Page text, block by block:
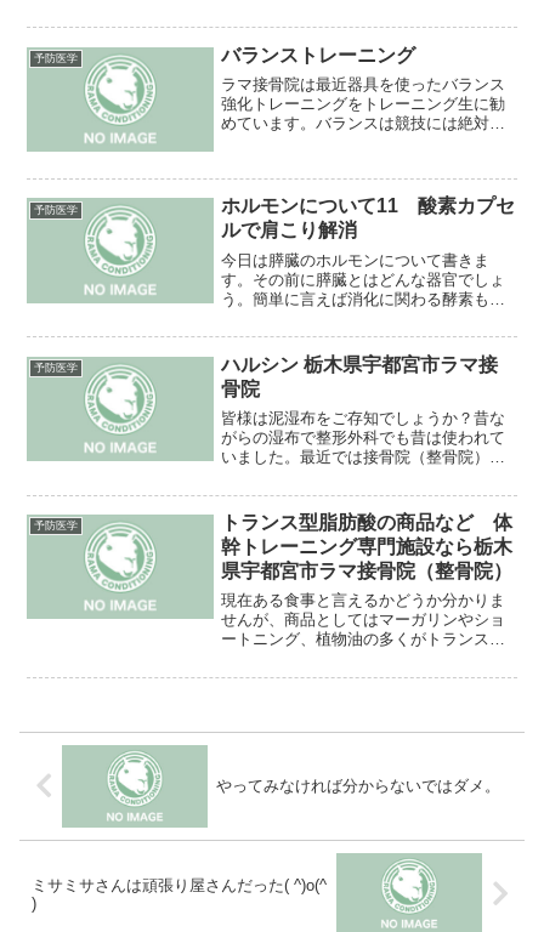
に飲むものです。それではなぜ補う必要
があるのでしょう？酵素というのは有限
で消化にはもの凄い負担が...
予防医学 バランストレーニング
ラマ接骨院は最近器具を使ったバランス
強化トレーニングをトレーニング生に勧
めています。バランスは競技には絶対に
少ないと思います。体幹トレーニングが
バランス良いのは勿論です...
予防医学
ホルモンについて11 酸素カプセ
ルで肩こり解消
今日は膵臓のホルモンについて書きま
す。その前に膵臓とはどんな器官でしょ
う。簡単に言えば消化に関わる酵素も出
す。ホルモンはインスリン、グルカゴ
ン、ソマトスタチンです。インスリン（B
もしくはβ）は皆さんお馴染み...
予防医学
ハルシン 栃木県宇都宮市ラマ接
骨院
皆様は泥湿布をご存知でしょうか？昔な
がらの湿布で整形外科でも昔は使われて
いました。最近では接骨院（整骨院）で
が、ラマ接骨院では採用しています。そ
の理由として冷却効果が他のシップとは
段違いなのです。急性炎症に...
予防医学
トランス型脂肪酸の商品など 体
幹トレーニング専門施設なら栃木
県宇都宮市ラマ接骨院（整骨院）
現在ある食事と言えるかどうか分かりま
せんが、商品としてはマーガリンやショ
ートニング、植物油の多くがトランス型
パンやジャンクフードの代表格フライド
やってみなければ分からないではダメ。
ミサミサさんは頑張り屋さんだった( ^)o(^
)